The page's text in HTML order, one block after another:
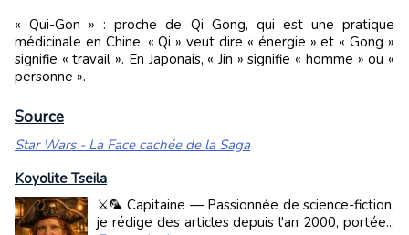
« Qui-Gon » : proche de Qi Gong, qui est une pratique
médicinale en Chine. « Qi » veut dire « énergie » et « Gong »
signifie « travail ». En Japonais, « Jin » signifie « homme » ou «
personne ».
Source
Star Wars - La Face cachée de la Saga
Koyolite Tseila
⚔️🦜 Capitaine — Passionnée de science-fiction,
je rédige des articles depuis l'an 2000, portée...